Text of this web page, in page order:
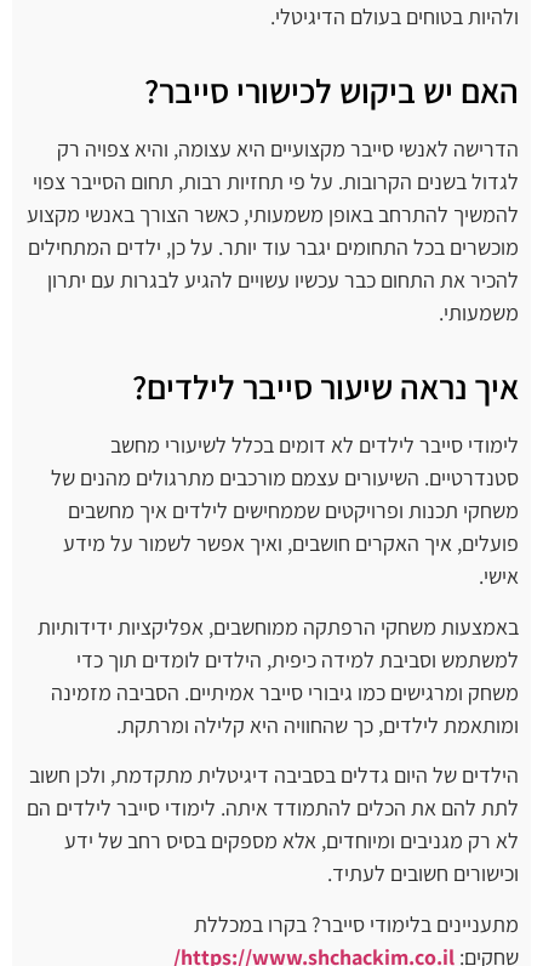
ולהיות בטוחים בעולם הדיגיטלי.
האם יש ביקוש לכישורי סייבר?
הדרישה לאנשי סייבר מקצועיים היא עצומה, והיא צפויה רק
לגדול בשנים הקרובות. על פי תחזיות רבות, תחום הסייבר צפוי
להמשיך להתרחב באופן משמעותי, כאשר הצורך באנשי מקצוע
מוכשרים בכל התחומים יגבר עוד יותר. על כן, ילדים המתחילים
להכיר את התחום כבר עכשיו עשויים להגיע לבגרות עם יתרון
משמעותי.
איך נראה שיעור סייבר לילדים?
לימודי סייבר לילדים לא דומים בכלל לשיעורי מחשב
סטנדרטיים. השיעורים עצמם מורכבים מתרגולים מהנים של
משחקי תכנות ופרויקטים שממחישים לילדים איך מחשבים
פועלים, איך האקרים חושבים, ואיך אפשר לשמור על מידע
אישי.
באמצעות משחקי הרפתקה ממוחשבים, אפליקציות ידידותיות
למשתמש וסביבת למידה כיפית, הילדים לומדים תוך כדי
משחק ומרגישים כמו גיבורי סייבר אמיתיים. הסביבה מזמינה
ומותאמת לילדים, כך שהחוויה היא קלילה ומרתקת.
הילדים של היום גדלים בסביבה דיגיטלית מתקדמת, ולכן חשוב
לתת להם את הכלים להתמודד איתה. לימודי סייבר לילדים הם
לא רק מגניבים ומיוחדים, אלא מספקים בסיס רחב של ידע
וכישורים חשובים לעתיד.
מתעניינים בלימודי סייבר? בקרו במכללת
שחקים: https://www.shchackim.co.il/